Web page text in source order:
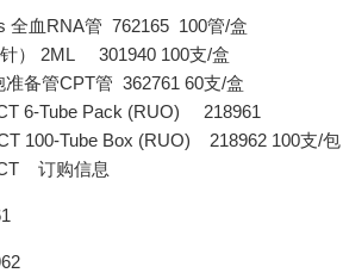
全血RNA管 762165 100管/盒
） 2ML 301940 100支/盒
备管CPT管 362761 60支/盒
6-Tube Pack (RUO) 218961
100-Tube Box (RUO) 218962 100支/包
订购信息